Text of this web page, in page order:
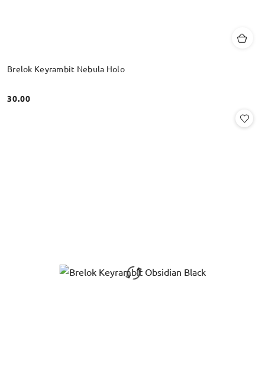
Brelok Keyrambit Nebula Holo
Cena:
30.00